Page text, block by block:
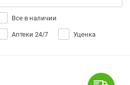
Все в наличии
Аптеки 24/7 Уценка